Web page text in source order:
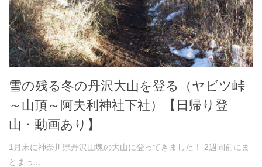
雪の残る冬の丹沢大山を登る（ヤビツ峠
～山頂～阿夫利神社下社）【日帰り登
山・動画あり】
1月末に神奈川県丹沢山塊の大山に登ってきました！ 2週間前にま
とまっ...